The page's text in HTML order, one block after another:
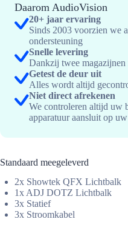
Daarom AudioVision
20+ jaar ervaring
Sinds 2003 voorzien we
ondersteuning
Snelle levering
Dankzij twee
Getest de deur uit
Alles wordt altijd
Niet direct afrekenen
We controleren altijd uw
apparatuur aansluit op
Standaard meegeleverd
2x Showtek QFX Lichtbalk
1x ADJ DOTZ Lichtbalk
3x Statief
3x Stroomkabel